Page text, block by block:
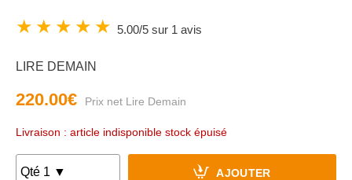
★ ★ ★ ★ ★ 5.00/5 sur 1 avis
LIRE DEMAIN
220.00€
Livraison : article indisponible stock épuisé
AJOUTER